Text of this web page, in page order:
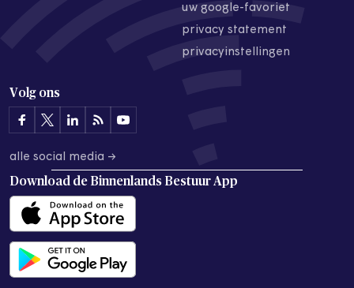
uw google-favoriet
privacy statement
privacyinstellingen
Volg ons
alle social media →
Download de Binnenlands Bestuur App